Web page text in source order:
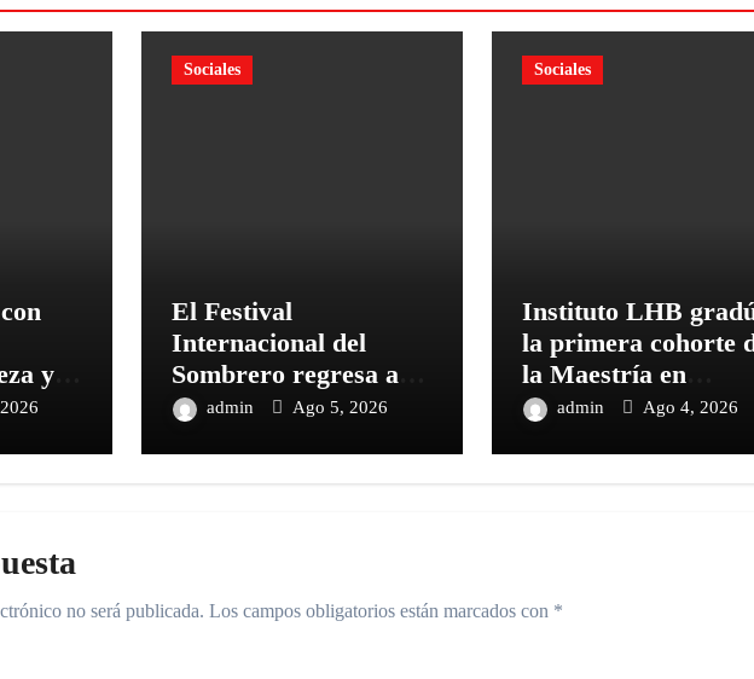
y
Sociales
El Festival
Internacional del
Sombrero regresa a
Ocoa con una edición
admin Ago 5, 2026
Sociales
Instituto LHB
la primera cohorte
la Maestría en
Educación con
admin Ago 4, 2026
no será publicada. Los campos obligatorios están marcados con *